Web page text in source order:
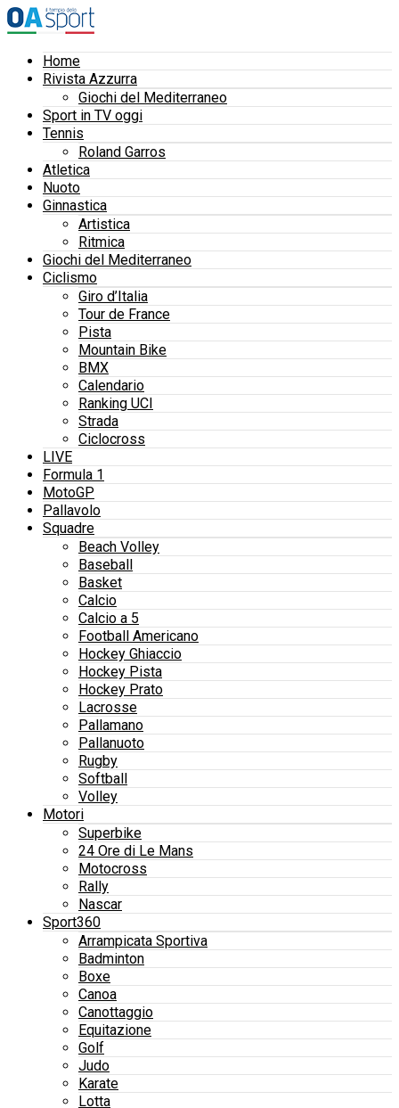
Home
Rivista Azzurra
Giochi del Mediterraneo
Sport in TV oggi
Tennis
Roland Garros
Atletica
Nuoto
Ginnastica
Artistica
Ritmica
Giochi del Mediterraneo
Ciclismo
Giro d’Italia
Tour de France
Pista
Mountain Bike
BMX
Calendario
Ranking UCI
Strada
Ciclocross
LIVE
Formula 1
MotoGP
Pallavolo
Squadre
Beach Volley
Baseball
Basket
Calcio
Calcio a 5
Football Americano
Hockey Ghiaccio
Hockey Pista
Hockey Prato
Lacrosse
Pallamano
Pallanuoto
Rugby
Softball
Volley
Motori
Superbike
24 Ore di Le Mans
Motocross
Rally
Nascar
Sport360
Arrampicata Sportiva
Badminton
Boxe
Canoa
Canottaggio
Equitazione
Golf
Judo
Karate
Lotta